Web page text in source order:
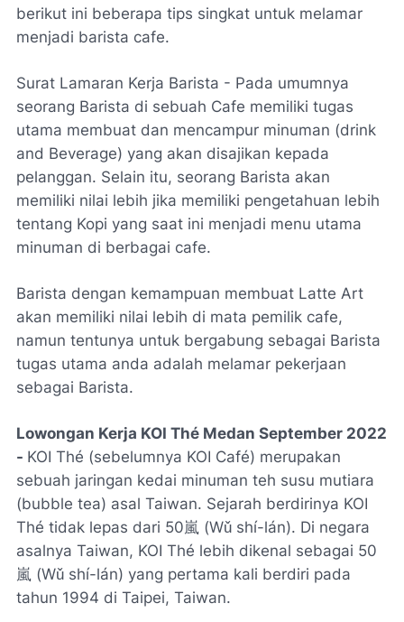
berikut ini beberapa tips singkat untuk melamar
menjadi barista cafe.
Surat Lamaran Kerja Barista - Pada umumnya
seorang Barista di sebuah Cafe memiliki tugas
utama membuat dan mencampur minuman (drink
and Beverage) yang akan disajikan kepada
pelanggan. Selain itu, seorang Barista akan
memiliki nilai lebih jika memiliki pengetahuan lebih
tentang Kopi yang saat ini menjadi menu utama
minuman di berbagai cafe.
Barista dengan kemampuan membuat Latte Art
akan memiliki nilai lebih di mata pemilik cafe,
namun tentunya untuk bergabung sebagai Barista
tugas utama anda adalah melamar pekerjaan
sebagai Barista.
Lowongan Kerja KOI Thé Medan September 2022
- KOI Thé (sebelumnya KOI Café) merupakan
sebuah jaringan kedai minuman teh susu mutiara
(bubble tea) asal Taiwan. Sejarah berdirinya KOI
Thé tidak lepas dari 50嵐 (Wǔ shí-lán). Di negara
asalnya Taiwan, KOI Thé lebih dikenal sebagai 50
嵐 (Wǔ shí-lán) yang pertama kali berdiri pada
tahun 1994 di Taipei, Taiwan.